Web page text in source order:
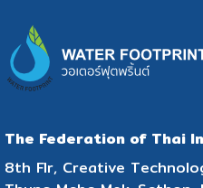
The Federation of Thai
8th Flr, Creative